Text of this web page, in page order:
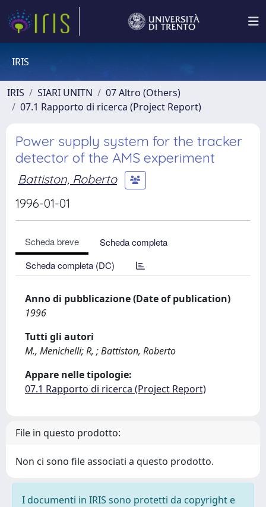
IRIS
IRIS SIARI UNITN
07 Altro (Others)
07.1 Rapporto di ricerca (Project Report)
Power supply system for the tracker
detector of the AMS experiment
Battiston, Roberto
1996-01-01
Scheda breve
Scheda completa
Scheda completa (DC)
Anno di pubblicazione (Date of publication)
1996
Tutti gli autori
M., Menichelli; R, ; Battiston, Roberto
Appare nelle tipologie:
07.1 Rapporto di ricerca (Project Report)
File in questo prodotto:
Non ci sono file associati a questo prodotto.
I documenti in IRIS sono protetti da copyright e